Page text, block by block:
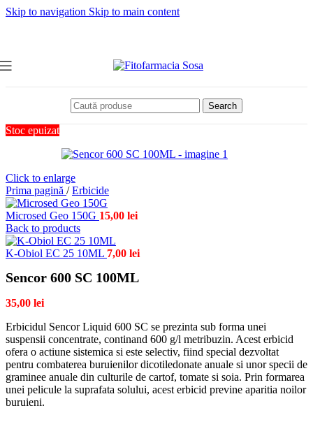
Skip to navigation Skip to main content
Search
Stoc epuizat
Click to enlarge
Prima pagină / Erbicide
Microsed Geo 150G 15,00 lei
Back to products
K-Obiol EC 25 10ML 7,00 lei
Sencor 600 SC 100ML
35,00 lei
Erbicidul Sencor Liquid 600 SC se prezinta sub forma unei
suspensii concentrate, continand 600 g/l metribuzin. Acest erbicid
ofera o actiune sistemica si este selectiv, fiind special dezvoltat
pentru combaterea buruienilor dicotiledonate anuale si unor specii de
graminee anuale din culturile de cartof, tomate si soia. Prin formarea
unei pelicule la suprafata solului, acest erbicid previne aparitia noilor
buruieni.